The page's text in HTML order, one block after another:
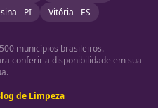
- PI Vitória - ES
municípios brasileiros.
conferir a disponibilidade em sua
de Limpeza